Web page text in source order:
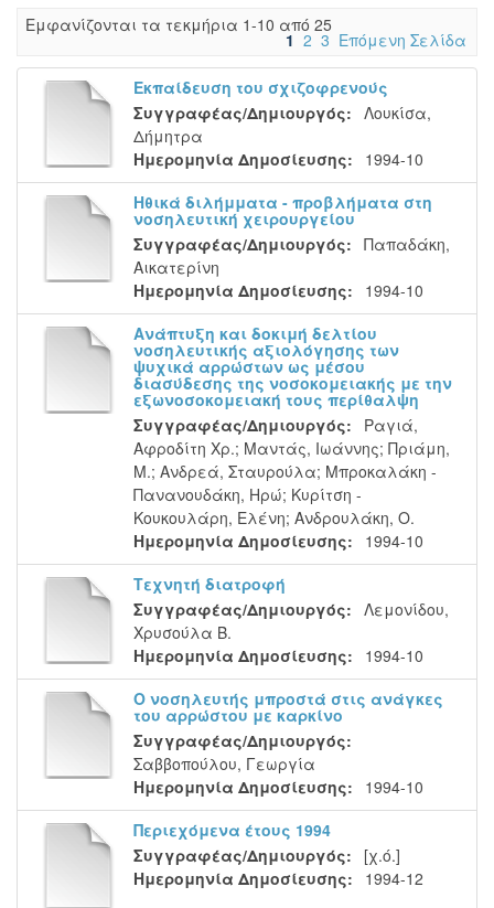
Eμφανίζονται τα τεκμήρια 1-10 από 25
1 2 3 Επόμενη Σελίδα
Εκπαίδευση του σχιζοφρενούς
Συγγραφέας/Δημιουργός: Λουκίσα,
Δήμητρα
Ημερομηνία Δημοσίευσης:
1994-10
Ηθικά διλήμματα - προβλήματα στη
νοσηλευτική χειρουργείου
Συγγραφέας/Δημιουργός: Παπαδάκη,
Αικατερίνη
Ημερομηνία Δημοσίευσης:
1994-10
Ανάπτυξη και δοκιμή δελτίου
νοσηλευτικής αξιολόγησης των
ψυχικά αρρώστων ως μέσου
διασύδεσης της νοσοκομειακής με την
εξωνοσοκομειακή τους περίθαλψη
Συγγραφέας/Δημιουργός:
Ραγιά,
Αφροδίτη Χρ.; Μαντάς, Ιωάννης; Πριάμη,
Μ.; Ανδρεά, Σταυρούλα; Μπροκαλάκη -
Πανανουδάκη, Ηρώ; Κυρίτση -
Κουκουλάρη, Ελένη; Ανδρουλάκη, Ο.
Ημερομηνία Δημοσίευσης:
1994-10
Τεχνητή διατροφή
Συγγραφέας/Δημιουργός: Λεμονίδου,
Χρυσούλα Β.
Ημερομηνία Δημοσίευσης:
1994-10
Ο νοσηλευτής μπροστά στις ανάγκες
του αρρώστου με καρκίνο
Συγγραφέας/Δημιουργός:
Σαββοπούλου, Γεωργία
Ημερομηνία Δημοσίευσης:
1994-10
Περιεχόμενα έτους 1994
Συγγραφέας/Δημιουργός:
[χ.ό.]
Ημερομηνία Δημοσίευσης:
1994-12